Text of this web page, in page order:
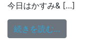
今日はかすみ& […]
続きを読む…